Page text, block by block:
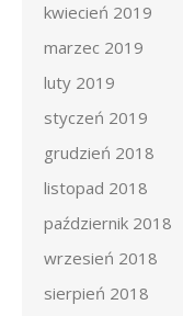
kwiecień 2019
marzec 2019
luty 2019
styczeń 2019
grudzień 2018
listopad 2018
październik 2018
wrzesień 2018
sierpień 2018